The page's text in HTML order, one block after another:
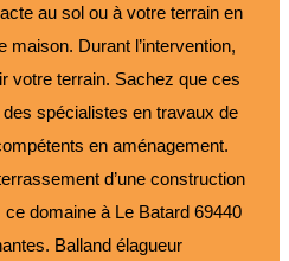
au sol ou à votre terrain en
maison. Durant l’intervention,
votre terrain. Sachez que ces
spécialistes en travaux de
en aménagement.
d’une construction
domaine à Le Batard 69440
Balland élagueur